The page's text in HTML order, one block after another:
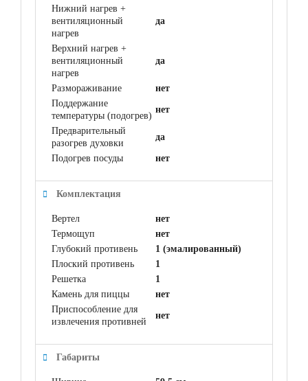
Нижний нагрев +
вентиляционный
нагрев
да
Верхний нагрев +
вентиляционный
нагрев
да
Размораживание
нет
Поддержание
температуры (подогрев)
нет
Предварительный
разогрев духовки
да
Подогрев посуды нет
Комплектация
Вертел
нет
Термощуп
нет
Глубокий противень
1 (эмалированный)
Плоский противень
1
Решетка
1
Камень для пиццы
нет
Приспособление для
извлечения противней
нет
Габариты